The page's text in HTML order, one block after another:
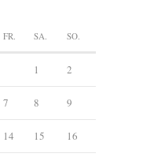
FR. SA. SO.
1 2
7 8 9
14 15 16